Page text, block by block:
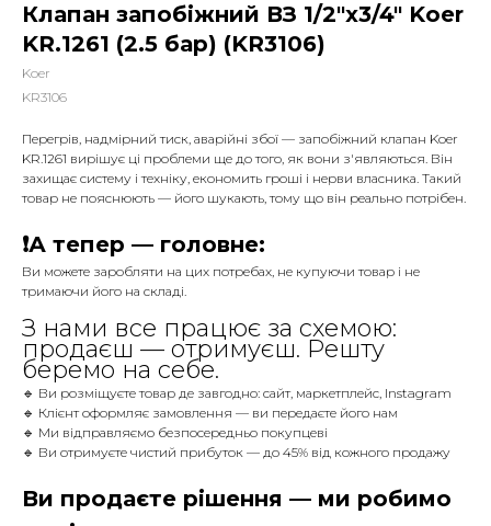
Клапан запобіжний ВЗ 1/2"х3/4" Koer
KR.1261 (2.5 бар) (KR3106)
Koer
KR3106
Перегрів, надмірний тиск, аварійні збої — запобіжний клапан Koer
KR.1261 вирішує ці проблеми ще до того, як вони з'являються. Він
захищає систему і техніку, економить гроші і нерви власника. Такий
товар не пояснюють — його шукають, тому що він реально потрібен.
❗️А тепер — головне:
Ви можете заробляти на цих потребах, не купуючи товар і не
тримаючи його на складі.
З нами все працює за схемою:
продаєш — отримуєш. Решту
беремо на себе.
🔹 Ви розміщуєте товар де завгодно: сайт, маркетплейс, Instagram
🔹 Клієнт оформляє замовлення — ви передаєте його нам
🔹 Ми відправляємо безпосередньо покупцеві
🔹 Ви отримуєте чистий прибуток — до 45% від кожного продажу
Ви продаєте рішення — ми робимо